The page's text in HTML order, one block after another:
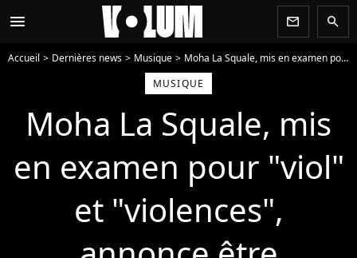
menu newsletter search
Accueil Dernières news Musique
Moha La Squale, mis en examen pour "viol" et "violences", annonce être "libérable" : les internautes sont écoeurés et le recadrent
MUSIQUE
Moha La Squale, mis
en examen pour "viol"
et "violences",